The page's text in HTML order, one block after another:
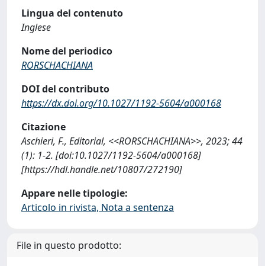
Lingua del contenuto
Inglese
Nome del periodico
RORSCHACHIANA
DOI del contributo
https://dx.doi.org/10.1027/1192-5604/a000168
Citazione
Aschieri, F., Editorial, <<RORSCHACHIANA>>, 2023; 44
(1): 1-2. [doi:10.1027/1192-5604/a000168]
[https://hdl.handle.net/10807/272190]
Appare nelle tipologie:
Articolo in rivista, Nota a sentenza
File in questo prodotto: